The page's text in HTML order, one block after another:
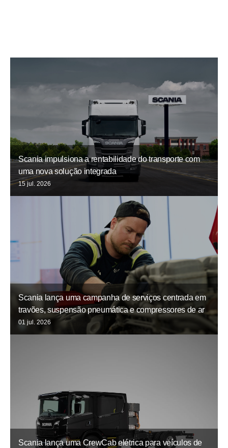
Scania impulsiona a rentabilidade do transporte com
uma nova solução integrada
15 jul. 2026
Scania lança uma campanha de serviços centrada em
travões, suspensão pneumática e compressores de ar
01 jul. 2026
Scania lança uma CrewCab elétrica para veículos de